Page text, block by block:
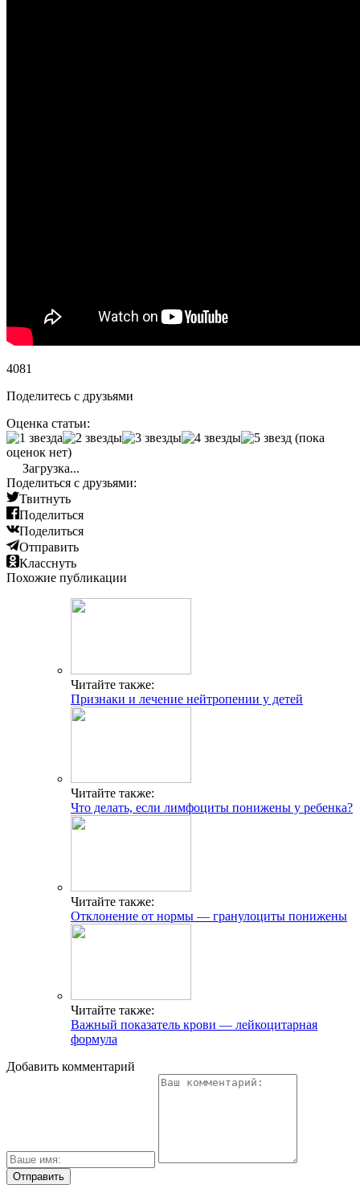
4081
Поделитесь с друзьями
Оценка статьи:
(пока
оценок нет)
Загрузка...
Поделиться с друзьями:
Твитнуть
Поделиться
Поделиться
Отправить
Класснуть
Похожие публикации
Читайте также:
Признаки и лечение нейтропении у детей
Читайте также:
Что делать, если лимфоциты понижены у ребенка?
Читайте также:
Отклонение от нормы — гранулоциты понижены
Читайте также:
Важный показатель крови — лейкоцитарная
формула
Добавить комментарий